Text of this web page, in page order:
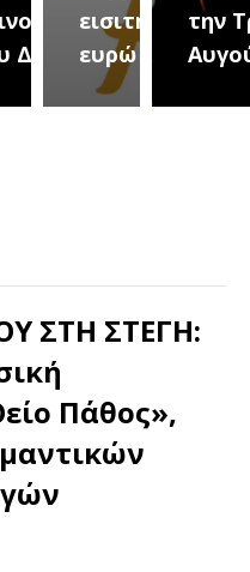
2
την Τρίτη 18
Αυγούστου
ΣΤΗ ΣΤΕΓΗ:
Πάθος»,